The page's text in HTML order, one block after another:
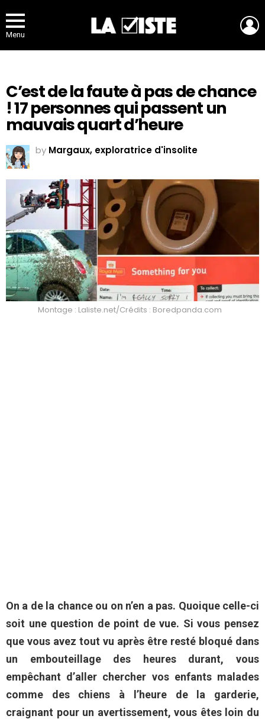
Menu
C’est de la faute à pas de chance
! 17 personnes qui passent un
mauvais quart d’heure
by Margaux, exploratrice d'insolite
Montage : Laliste.net/Crédits : Boredpanda.com
On a de la chance ou on n’en a pas. Quoique celle-ci
soit une question de point de vue. Si vous pensez
que vous avez tout vu après être resté bloqué dans
un embouteillage des heures durant, vous
empêchant d’aller chercher vos enfants malades
comme des chiens à l’heure de la garderie,
craignant pour un avertissement, vous êtes loin du